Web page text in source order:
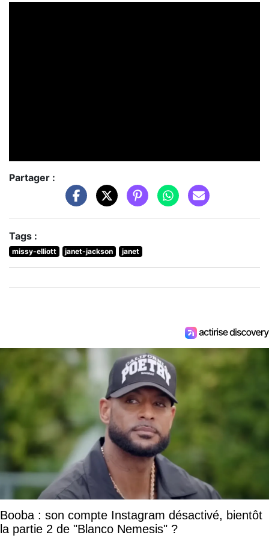
Partager :
Tags :
missy-elliott janet-jackson janet
Booba : son compte Instagram désactivé, bientôt
la partie 2 de "Blanco Nemesis" ?